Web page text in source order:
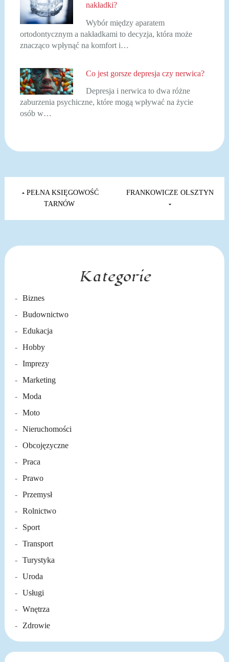
nakładki?
Wybór między aparatem
ortodontycznym a nakładkami to decyzja, która może
znacząco wpłynąć na komfort i…
Co jest gorsze depresja czy nerwica?
Depresja i nerwica to dwa różne
zaburzenia psychiczne, które mogą wpływać na życie
osób w…
Nawigacja
wpisu
PEŁNA KSIĘGOWOŚĆ
TARNÓW
FRANKOWICZE OLSZTYN
Kategorie
Biznes
Budownictwo
Edukacja
Hobby
Imprezy
Marketing
Moda
Moto
Nieruchomości
Obcojęzyczne
Praca
Prawo
Przemysł
Rolnictwo
Sport
Transport
Turystyka
Uroda
Usługi
Wnętrza
Zdrowie